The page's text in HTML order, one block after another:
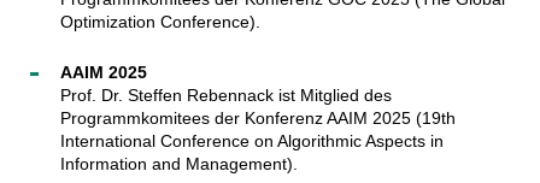
Optimization Conference).
AAIM 2025
Prof. Dr. Steffen Rebennack ist Mitglied des
Programmkomitees der Konferenz AAIM 2025 (19th
International Conference on Algorithmic Aspects in
Information and Management).